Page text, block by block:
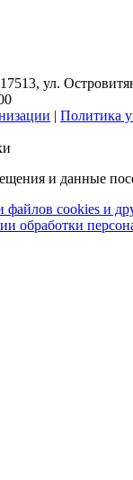
ул.
| Политика
и данные
cookies и
обработки